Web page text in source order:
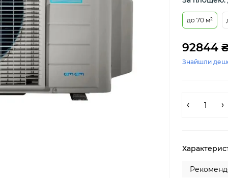
до 70 м²
92844
Знайшли